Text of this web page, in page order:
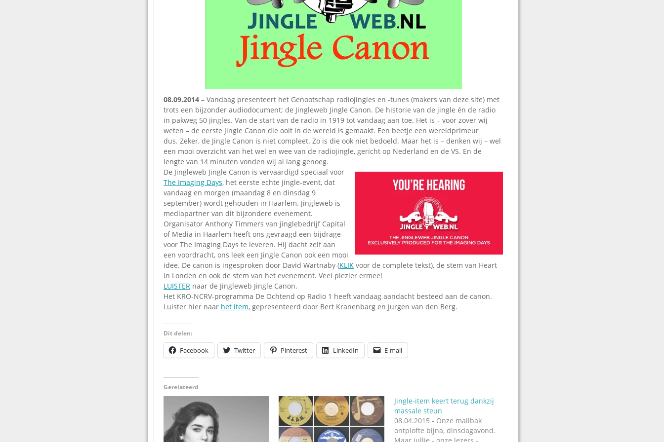
Omroepbanden
Stoomfluit Klaas
Vaak
Uitvinding
jinglecassette
08.09.2014 – Vandaag presenteert het Genootschap radiojingles en -tunes (makers van deze site) met
trots een bijzonder audiodocument; de Jingleweb Jingle Canon. De historie van de jingle én de radio
in pakweg 50 jingles. Van de start van de radio in 1919 tot vandaag aan toe. Het is – voor zover wij
weten – de eerste Jingle Canon die ooit in de wereld is gemaakt. Een beetje een wereldprimeur
dus. Zeker, de Jingle Canon is niet compleet. Zo is die ook niet bedoeld. Maar het is – denken wij – wel
een mooi overzicht van het wel en wee van de radiojingle, gericht op Nederland en de VS. En de
lengte van 14 minuten vonden wij al lang genoeg.
De Jingleweb Jingle Canon is vervaardigd speciaal voor
The Imaging Days, het eerste echte jingle-event, dat
vandaag en morgen (maandag 8 en dinsdag 9
september) wordt gehouden in Haarlem. Jingleweb is
mediapartner van dit bijzondere evenement.
Organisator Anthony Timmers van jinglebedrijf Capital
of Media in Haarlem heeft ons gevraagd een bijdrage
voor The Imaging Days te leveren. Hij dacht zelf aan
een voordracht, ons leek een Jingle Canon ook een mooi
idee. De canon is ingesproken door David Wartnaby (KLIK voor de complete tekst), de stem van Heart
in Londen en ook de stem van het evenement. Veel plezier ermee!
LUISTER naar de Jingleweb Jingle Canon.
Het KRO-NCRV-programma De Ochtend op Radio 1 heeft vandaag aandacht besteed aan de canon.
Luister hier naar het item, gepresenteerd door Bert Kranenbarg en Jurgen van den Berg.
Dit delen:
Facebook Twitter Pinterest LinkedIn E-mail
Gerelateerd
Jingle-item keert terug dankzij
massale steun
08.04.2015 - Onze mailbak
ontplofte bijna, dinsdagavond.